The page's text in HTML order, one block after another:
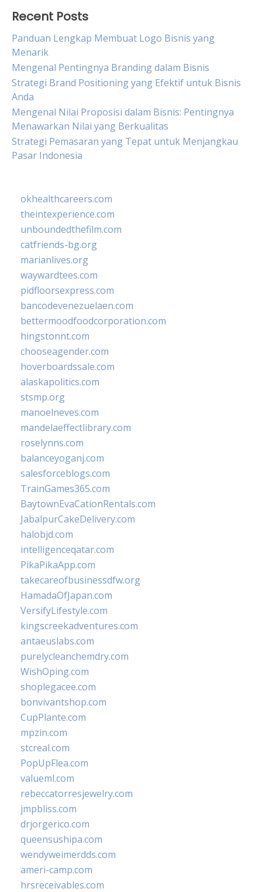
Recent Posts
Panduan Lengkap Membuat Logo Bisnis yang
Menarik
Mengenal Pentingnya Branding dalam Bisnis
Strategi Brand Positioning yang Efektif untuk Bisnis
Anda
Mengenal Nilai Proposisi dalam Bisnis: Pentingnya
Menawarkan Nilai yang Berkualitas
Strategi Pemasaran yang Tepat untuk Menjangkau
Pasar Indonesia
okhealthcareers.com
theintexperience.com
unboundedthefilm.com
catfriends-bg.org
marianlives.org
waywardtees.com
pidfloorsexpress.com
bancodevenezuelaen.com
bettermoodfoodcorporation.com
hingstonnt.com
chooseagender.com
hoverboardssale.com
alaskapolitics.com
stsmp.org
manoelneves.com
mandelaeffectlibrary.com
roselynns.com
balanceyoganj.com
salesforceblogs.com
TrainGames365.com
BaytownEvaCationRentals.com
JabalpurCakeDelivery.com
halobjd.com
intelligenceqatar.com
PikaPikaApp.com
takecareofbusinessdfw.org
HamadaOfJapan.com
VersifyLifestyle.com
kingscreekadventures.com
antaeuslabs.com
purelycleanchemdry.com
WishOping.com
shoplegacee.com
bonvivantshop.com
CupPlante.com
mpzin.com
stcreal.com
PopUpFlea.com
valueml.com
rebeccatorresjewelry.com
jmpbliss.com
drjorgerico.com
queensushipa.com
wendyweimerdds.com
ameri-camp.com
hrsreceivables.com